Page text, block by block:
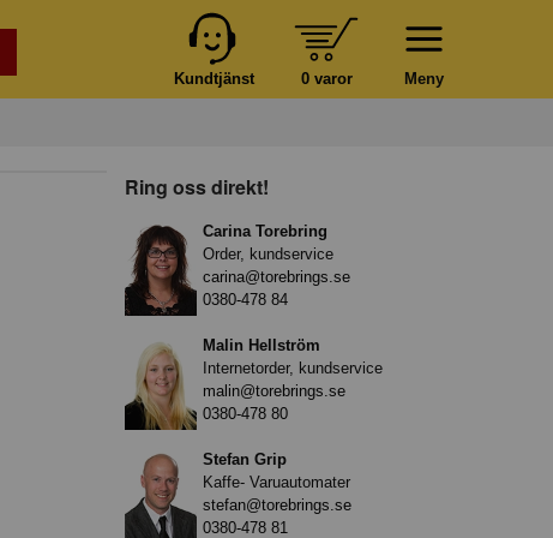
Meny
0 varor
Kundtjänst
Ring oss direkt!
Carina Torebring
Order, kundservice
carina@torebrings.se
0380-478 84
Malin Hellström
Internetorder, kundservice
malin@torebrings.se
0380-478 80
Stefan Grip
Kaffe- Varuautomater
stefan@torebrings.se
0380-478 81